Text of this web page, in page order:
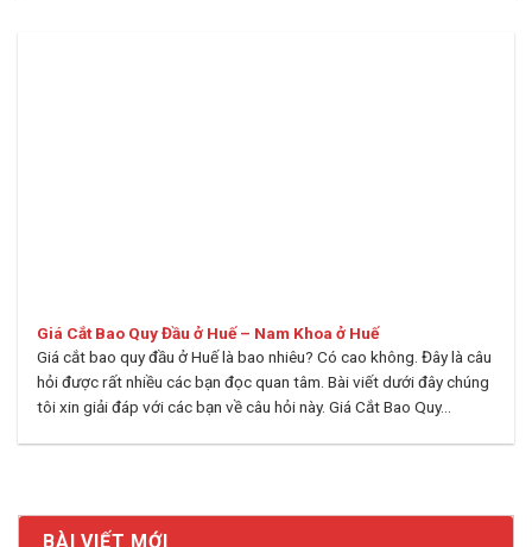
Giá Cắt Bao Quy Đầu ở Huế – Nam Khoa ở Huế
Giá cắt bao quy đầu ở Huế là bao nhiêu? Có cao không. Đây là câu
hỏi được rất nhiều các bạn đọc quan tâm. Bài viết dưới đây chúng
tôi xin giải đáp với các bạn về câu hỏi này. Giá Cắt Bao Quy...
BÀI VIẾT MỚI